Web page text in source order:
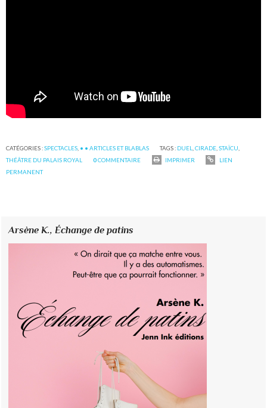
CATÉGORIES :SPECTACLES, • • ARTICLES ET BLABLAS TAGS : DUEL,CIRADE,STAÏCU,
THÉÂTRE DU PALAIS ROYAL
0COMMENTAIRE IMPRIMER
LIEN
PERMANENT
Arsène K.,Échange de patins